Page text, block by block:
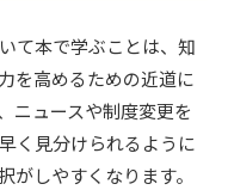
て本で学ぶことは、知
を高めるための近道に
ニュースや制度変更を
く見分けられるように
がしやすくなります。